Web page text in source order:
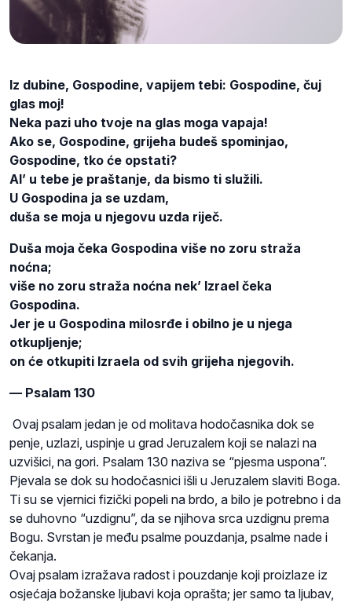
Iz dubine, Gospodine, vapijem tebi: Gospodine, čuj
glas moj!
Neka pazi uho tvoje na glas moga vapaja!
Ako se, Gospodine, grijeha budeš spominjao,
Gospodine, tko će opstati?
Al’ u tebe je praštanje, da bismo ti služili.
U Gospodina ja se uzdam,
duša se moja u njegovu uzda riječ.
Duša moja čeka Gospodina više no zoru straža
noćna;
više no zoru straža noćna nek’ Izrael čeka
Gospodina.
Jer je u Gospodina milosrđe i obilno je u njega
otkupljenje;
on će otkupiti Izraela od svih grijeha njegovih.
— Psalam 130
Ovaj psalam jedan je od molitava hodočasnika dok se
penje, uzlazi, uspinje u grad Jeruzalem koji se nalazi na
uzvišici, na gori. Psalam 130 naziva se “pjesma uspona”.
Pjevala se dok su hodočasnici išli u Jeruzalem slaviti Boga.
Ti su se vjernici fizički popeli na brdo, a bilo je potrebno i da
se duhovno “uzdignu”, da se njihova srca uzdignu prema
Bogu. Svrstan je među psalme pouzdanja, psalme nade i
čekanja.
Ovaj psalam izražava radost i pouzdanje koji proizlaze iz
osjećaja božanske ljubavi koja oprašta; jer samo ta ljubav,